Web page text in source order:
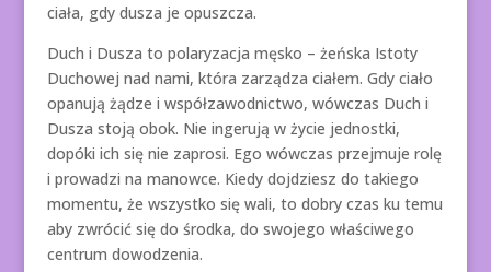
ciała, gdy dusza je opuszcza.
Duch i Dusza to polaryzacja męsko – żeńska Istoty
Duchowej nad nami, która zarządza ciałem. Gdy ciało
opanują żądze i współzawodnictwo, wówczas Duch i
Dusza stoją obok. Nie ingerują w życie jednostki,
dopóki ich się nie zaprosi. Ego wówczas przejmuje rolę
i prowadzi na manowce. Kiedy dojdziesz do takiego
momentu, że wszystko się wali, to dobry czas ku temu
aby zwrócić się do środka, do swojego właściwego
centrum dowodzenia.